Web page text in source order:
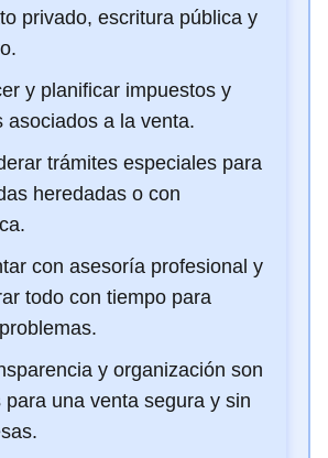
privado, escritura pública y
y planificar impuestos y
asociados a la venta.
trámites especiales para
heredadas o con
con asesoría profesional y
todo con tiempo para
y organización son
para una venta segura y sin